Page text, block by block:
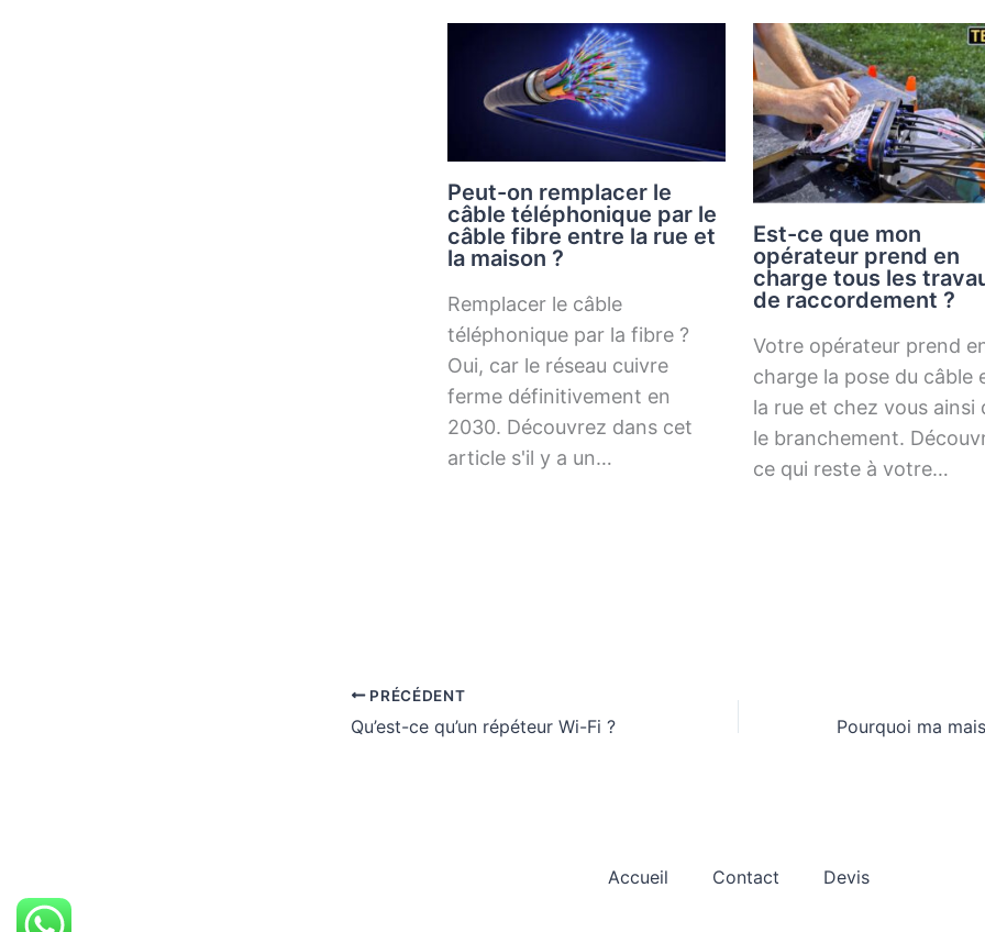
Peut-on remplacer le
câble téléphonique par le
câble fibre entre la rue et
la maison ?
Remplacer le câble
téléphonique par la fibre ?
Oui, car le réseau cuivre
ferme définitivement en
2030. Découvrez dans cet
article s'il y a un…
Est-ce que mon
opérateur prend en
charge tous les
de raccordement ?
Votre opérateur prend
charge la pose du câble
la rue et chez vous ainsi
le branchement.
ce qui reste à votre…
PRÉCÉDENT
Qu’est-ce qu’un répéteur Wi-Fi ?
Accueil Contact Devis